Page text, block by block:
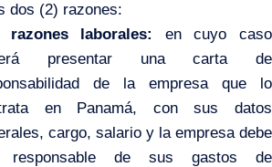
dos (2) razones:
razones laborales: en cuyo caso
presentar una carta de
de la empresa que lo
en Panamá, con sus datos
cargo, salario y la empresa debe
responsable de sus gastos de